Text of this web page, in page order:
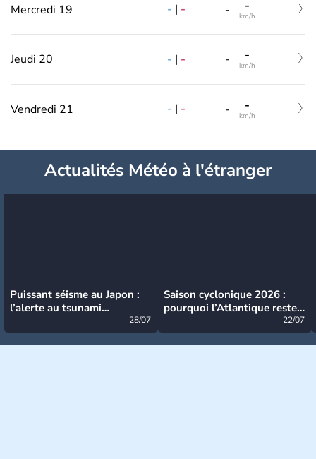
Mercredi 19 - | - - -
km/h
Jeudi 20 - | - - -
km/h
Vendredi 21 - | - - -
km/h
Actualités Météo à l'étranger
Puissant séisme au Japon :
l’alerte au tsunami
28/07
Saison cyclonique 2026 :
pourquoi l’Atlantique reste
22/07